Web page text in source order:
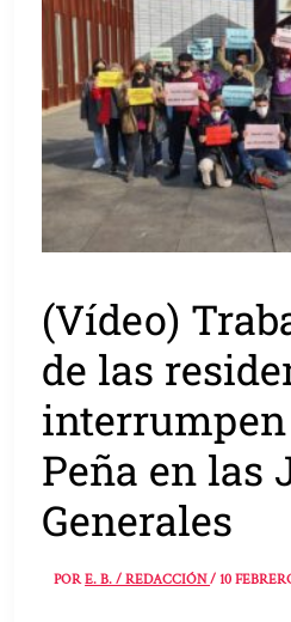
(Vídeo)
de las
Peña en las
Generales
PORE. B. / REDACCIÓN/10